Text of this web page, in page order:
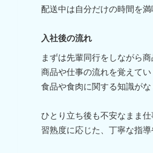
配送中は自分だけの時間を
入社後の流れ
まずは先輩同行をしながら
商品や仕事の流れを覚えてい
食品や食肉に関する知識が
ひとり立ち後も不安なまま
習熟度に応じた、丁寧な指